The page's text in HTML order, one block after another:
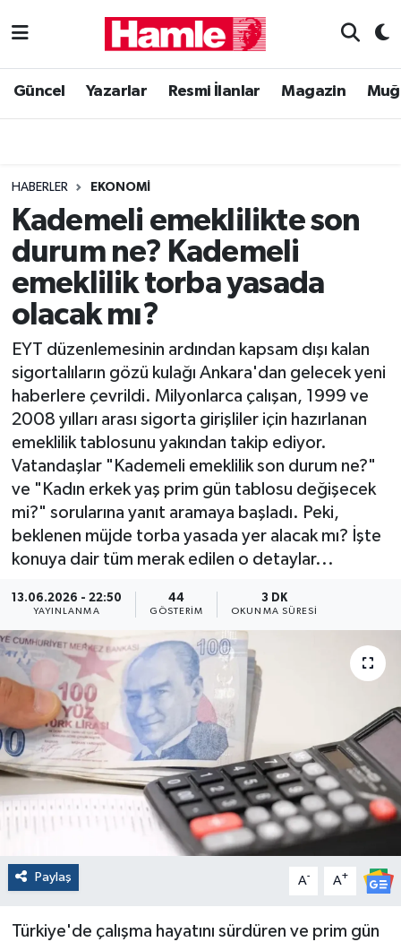
Güncel Yazarlar Resmi İlanlar Magazin
HABERLER EKONOMI
Kademeli emeklilikte son
durum ne? Kademeli
emeklilik torba yasada
olacak mı?
EYT düzenlemesinin ardından kapsam dışı kalan
sigortalıların gözü kulağı Ankara'dan gelecek yeni
haberlere çevrildi. Milyonlarca çalışan, 1999 ve
2008 yılları arası sigorta girişliler için hazırlanan
emeklilik tablosunu yakından takip ediyor.
Vatandaşlar "Kademeli emeklilik son durum ne?"
ve "Kadın erkek yaş prim gün tablosu değişecek
mi?" sorularına yanıt aramaya başladı. Peki,
beklenen müjde torba yasada yer alacak mı? İşte
konuya dair tüm merak edilen o detaylar...
13.06.2026 - 22:50
YAYINLANMA
44
GÖSTERIM
3 DK
OKUNMA SÜRESI
Paylaş A- A+
Türkiye'de çalışma hayatını sürdüren ve prim gün
Güncel
Magazin
Muğla Haber
Siyaset
Muğla Nöbetçi Eczaneler
Muğla Trafik Yoğunluk Haritası
Süper Lig Puan Durumu ve Fikstür
Tüm Manşetler
Son Dakika Haberleri
Haber Arşivi